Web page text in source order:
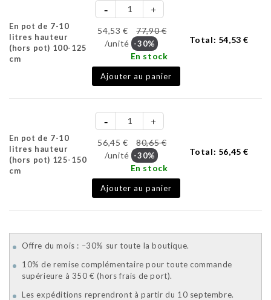
En pot de 7-10
litres hauteur
(hors pot) 100-125
cm
54,53 €
77,90 €
/unité -30%
En stock
Ajouter au panier
Total: 54,53 €
En pot de 7-10
litres hauteur
(hors pot) 125-150
cm
56,45 €
80,65 €
/unité -30%
En stock
Ajouter au panier
Total: 56,45 €
Offre du mois : –30% sur toute la boutique.
10% de remise complémentaire pour toute commande
supérieure à 350 € (hors frais de port).
Les expéditions reprendront à partir du 10 septembre.